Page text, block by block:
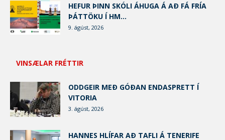
HEFUR ÞINN SKÓLI ÁHUGA Á AÐ FÁ FRÍA
ÞÁTTÖKU Í HM...
9. ágúst, 2026
VINSÆLAR FRÉTTIR
ODDGEIR MEÐ GÓÐAN ENDASPRETT Í
VITORIA
3. ágúst, 2026
HANNES HLÍFAR AÐ TAFLI Á TENERIFE